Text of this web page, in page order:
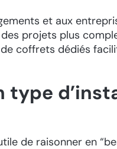
et aux
projets plus
coffrets dédiés
type
de raisonner en